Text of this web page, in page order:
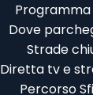
Programma
Dove
Strade
Diretta tv e
Percorso